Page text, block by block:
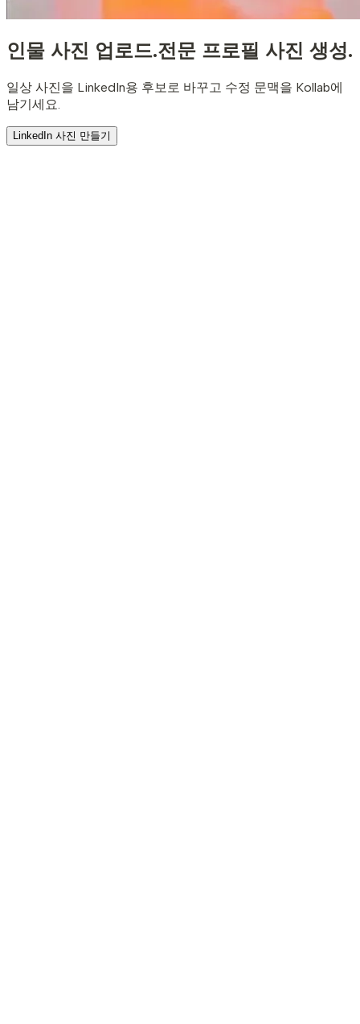
인물 사진 업로드.전문 프로필 사진 생성.
일상 사진을 LinkedIn용 후보로 바꾸고 수정 문맥을 Kollab에
남기세요.
LinkedIn 사진 만들기